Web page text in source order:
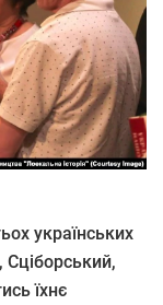
українських
, Сціборський,
їхнє